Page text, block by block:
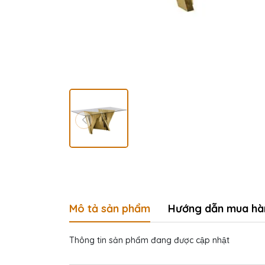
Mô tả sản phẩm Hướng dẫn mua
Thông tin sản phẩm đang được cập nhật